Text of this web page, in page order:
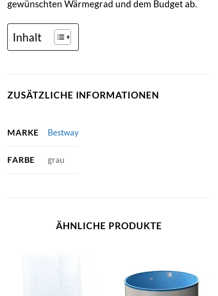
gewünschten Wärmegrad und dem Budget ab.
Inhalt
ZUSÄTZLICHE INFORMATIONEN
MARKE Bestway
FARBE grau
ÄHNLICHE PRODUKTE